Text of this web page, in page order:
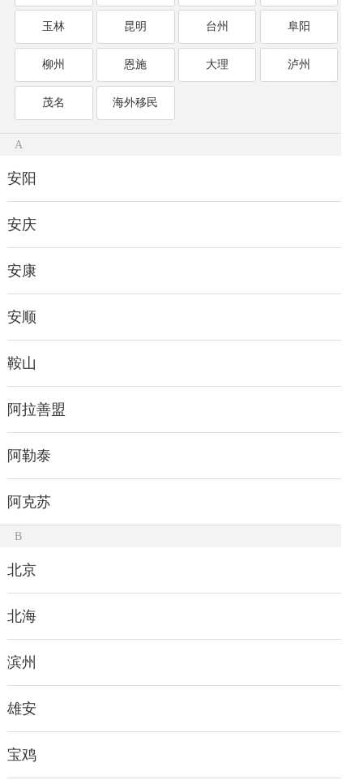
玉林 昆明 台州 阜阳
柳州 恩施 大理 泸州
茂名 海外移民
A
安阳
安庆
安康
安顺
鞍山
阿拉善盟
阿勒泰
阿克苏
B
北京
北海
滨州
雄安
宝鸡